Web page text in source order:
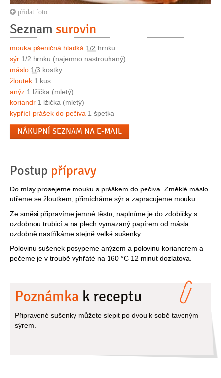
přidat foto
Seznam surovin
mouka pšeničná hladká 1/2 hrnku
sýr 1/2 hrnku (najemno nastrouhaný)
máslo 1/3 kostky
žloutek 1 kus
anýz 1 lžička (mletý)
koriandr 1 lžička (mletý)
kypřící prášek do pečiva 1 špetka
NÁKUPNÍ SEZNAM NA E-MAIL
Postup přípravy
Do mísy prosejeme mouku s práškem do pečiva. Změklé máslo
utřeme se žloutkem, přimícháme sýr a zapracujeme mouku.
Ze směsi připravíme jemné těsto, naplníme je do zdobičky s
ozdobnou trubicí a na plech vymazaný papírem od másla
ozdobně nastříkáme stejně velké sušenky.
Polovinu sušenek posypeme anýzem a polovinu koriandrem a
pečeme je v troubě vyhřáté na 160 °C 12 minut dozlatova.
Poznámka k receptu
Připravené sušenky můžete slepit po dvou k sobě taveným
sýrem.